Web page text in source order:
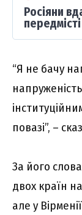
Росіяни
“Я не бачу
повазі”, –
За його
двох країн
але у